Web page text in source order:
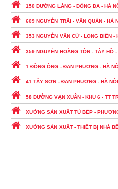
150 ĐƯỜNG LÁNG - ĐỐNG ĐA - HÀ
609 NGUYỄN TRÃI - VĂN QUÁN - HÀ
353 NGUYỄN VĂN CỪ - LONG BIÊN -
359 NGUYỄN HOÀNG TÔN - TÂY HỒ
1 ĐỒNG ÔNG - ĐAN PHƯỢNG - HÀ
41 TÂY SƠN - ĐAN PHƯỢNG - HÀ NỘI
58 ĐƯỜNG VẠN XUÂN - KHU 6 - TT
XƯỞNG SẢN XUẤT TỦ BẾP -
XƯỞNG SẢN XUẤT - THIẾT BỊ NHÀ